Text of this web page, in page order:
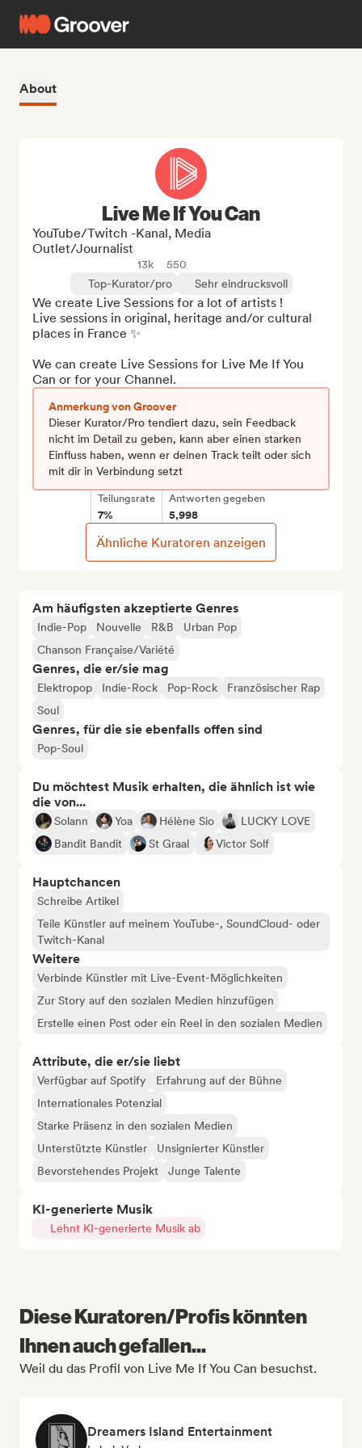
About
Am häufigsten akzeptierte Genres
Indie-Pop Nouvelle R&B
Urban Pop
Chanson Française/Variété
Genres, die er/sie mag
Elektropop Indie-Rock Pop-Rock
Französischer Rap
Soul
Genres, für die sie ebenfalls offen sind
Pop-Soul
Du möchtest Musik erhalten, die ähnlich ist wie
die von...
Solann Yoa Hélène Sio
LUCKY LOVE
Bandit Bandit
St Graal Victor Solf
Hauptchancen
Schreibe Artikel
Teile Künstler auf meinem YouTube-, SoundCloud- oder
Twitch-Kanal
Weitere
Verbinde Künstler mit Live-Event-Möglichkeiten
Zur Story auf den sozialen Medien hinzufügen
Erstelle einen Post oder ein Reel in den sozialen Medien
Attribute, die er/sie liebt
Verfügbar auf Spotify
Erfahrung auf der Bühne
Internationales Potenzial
Starke Präsenz in den sozialen Medien
Unterstützte Künstler
Unsignierter Künstler
Bevorstehendes Projekt
Junge Talente
KI-generierte Musik
Lehnt KI-generierte Musik ab
Live Me If You Can
YouTube/Twitch -Kanal, Media
Outlet/Journalist
13k
550
Top-Kurator/pro
Sehr eindrucksvoll
We create Live Sessions for a lot of artists !
Live sessions in original, heritage and/or cultural
places in France ✨
We can create Live Sessions for Live Me If You
Can or for your Channel.
Anmerkung von Groover
Dieser Kurator/Pro tendiert dazu, sein Feedback
nicht im Detail zu geben, kann aber einen starken
Einfluss haben, wenn er deinen Track teilt oder sich
mit dir in Verbindung setzt
Teilungsrate
7%
Antworten gegeben
5,998
Ähnliche Kuratoren anzeigen
Diese Kuratoren/Profis könnten
Ihnen auch gefallen...
Weil du das Profil von Live Me If You Can besuchst.
Dreamers Island Entertainment